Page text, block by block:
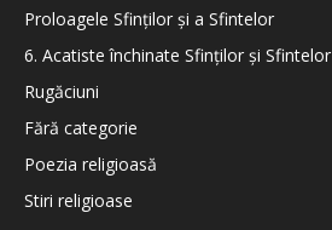
Proloagele Sfinților și a Sfintelor
6. Acatiste închinate Sfinților și Sfintelor
Rugăciuni
Fără categorie
Poezia religioasă
Stiri religioase